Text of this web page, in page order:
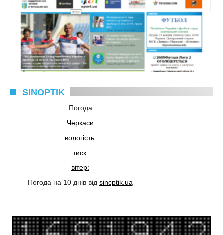
SINOPTIK
Погода
Черкаси
вологість:
тиск:
вітер:
Погода на 10 днів від sinoptik.ua